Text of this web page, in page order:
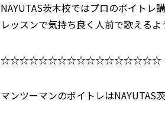
NAYUTAS茨木校ではプロのボイトレ
レッスンで気持ち良く人前で歌える
☆☆☆☆☆☆☆☆☆☆☆☆☆☆☆☆☆
マンツーマンのボイトレはNAYUTAS